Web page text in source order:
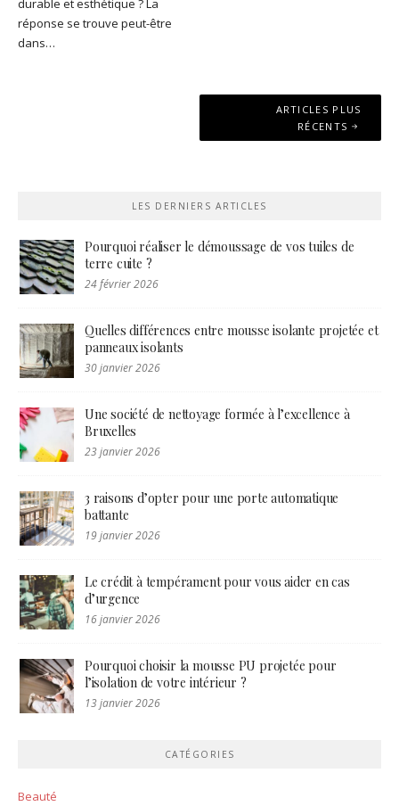
durable et esthétique ? La
réponse se trouve peut-être
dans…
ARTICLES PLUS
RÉCENTS
LES DERNIERS ARTICLES
Pourquoi réaliser le démoussage de vos tuiles de
terre cuite ?
24 février 2026
Quelles différences entre mousse isolante projetée et
panneaux isolants
30 janvier 2026
Une société de nettoyage formée à l’excellence à
Bruxelles
23 janvier 2026
3 raisons d’opter pour une porte automatique
battante
19 janvier 2026
Le crédit à tempérament pour vous aider en cas
d’urgence
16 janvier 2026
Pourquoi choisir la mousse PU projetée pour
l’isolation de votre intérieur ?
13 janvier 2026
CATÉGORIES
Beauté